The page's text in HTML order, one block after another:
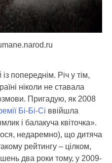
попереднім. Річ у тім,
ніколи не ставала
Пригадую, як 2008
Бі-Бі-Сі ввійшла
і балакуча квіточка».
недаремно), що дитяча
рейтингу – цілком,
два роки тому, у 2009-